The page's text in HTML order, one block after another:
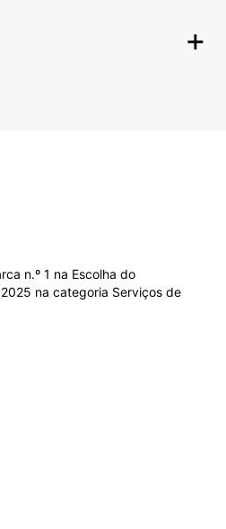
n.º 1 na Escolha do
2025 na categoria Serviços de